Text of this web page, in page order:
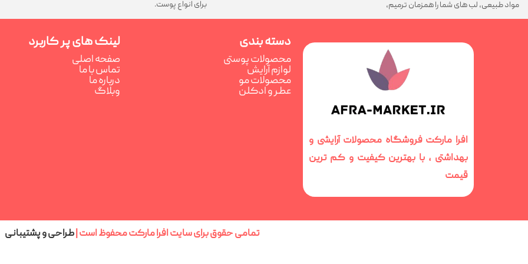
مواد طبیعی، لب های شما را همزمان ترمیم،
تغذیه و فوق العاده درخشان می کند
برای انواع پوست.
افرا مارکت فروشگاه محصولات آرایشی و
بهداشتی ، با بهترین کیفیت و کم ترین
قیمت
دسته بندی
محصولات پوستی
لوازم آرایش
محصولات مو
عطر و ادکلن
لینک های پر کاربرد
صفحه اصلی
تماس با ما
درباره ما
وبلاگ
تمامی حقوق برای سایت افرا مارکت محفوظ است | طراحی و پشتیبانی